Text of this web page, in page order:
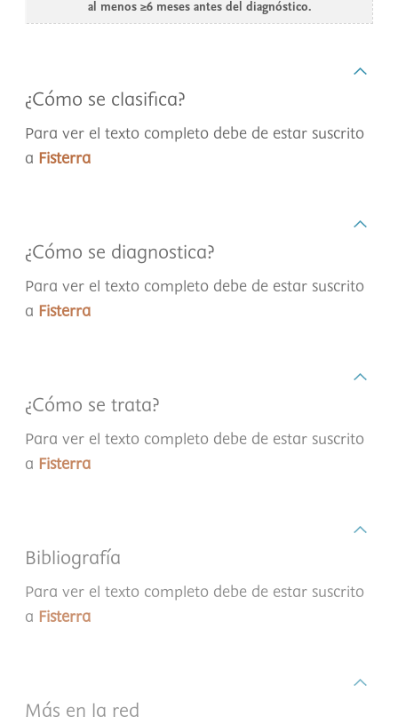
al menos ≥6 meses antes del diagnóstico.
¿Cómo se clasifica?
Para ver el texto completo debe de estar suscrito
a Fisterra
¿Cómo se diagnostica?
Para ver el texto completo debe de estar suscrito
a Fisterra
¿Cómo se trata?
Para ver el texto completo debe de estar suscrito
a Fisterra
Bibliografía
Para ver el texto completo debe de estar suscrito
a Fisterra
Más en la red